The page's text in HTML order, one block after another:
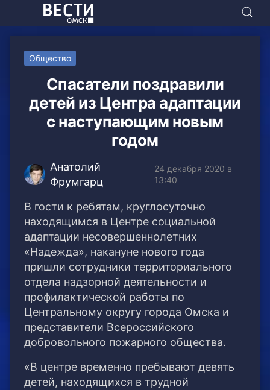
Общество
Спасатели поздравили
детей из Центра адаптации
с наступающим новым
годом
Анатолий
Фрумгарц
24 декабря 2020 в
13:40
В гости к ребятам, круглосуточно
находящимся в Центре социальной
адаптации несовершеннолетних
«Надежда», накануне нового года
пришли сотрудники территориального
отдела надзорной деятельности и
профилактической работы по
Центральному округу города Омска и
представители Всероссийского
добровольного пожарного общества.
«В центре временно пребывают девять
детей, находящихся в трудной